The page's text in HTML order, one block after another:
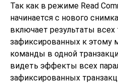
Так как в режиме Read
начинается с нового
включает результаты всех
зафиксированных к этому
команды в одной
видеть эффекты всех
зафиксированных